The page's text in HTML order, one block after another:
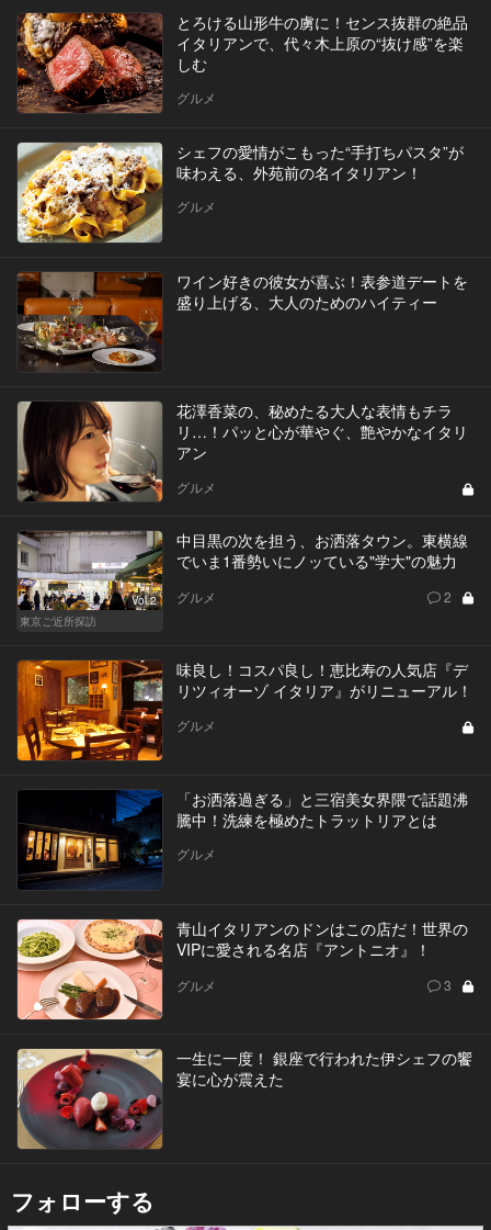
とろける山形牛の虜に！センス抜群の絶品
イタリアンで、代々木上原の“抜け感”を楽
しむ
グルメ
シェフの愛情がこもった“手打ちパスタ”が
味わえる、外苑前の名イタリアン！
グルメ
ワイン好きの彼女が喜ぶ！表参道デートを
盛り上げる、大人のためのハイティー
花澤香菜の、秘めたる大人な表情もチラ
リ…！パッと心が華やぐ、艶やかなイタリ
アン
グルメ
Vol.2
東京ご近所探訪
中目黒の次を担う、お洒落タウン。東横線
でいま1番勢いにノッている"学大"の魅力
グルメ 2
味良し！コスパ良し！恵比寿の人気店『デ
リツィオーゾ イタリア』がリニューアル！
グルメ
「お洒落過ぎる」と三宿美女界隈で話題沸
騰中！洗練を極めたトラットリアとは
グルメ
青山イタリアンのドンはこの店だ！世界の
VIPに愛される名店『アントニオ』！
グルメ 3
一生に一度！ 銀座で行われた伊シェフの饗
宴に心が震えた
フォローする